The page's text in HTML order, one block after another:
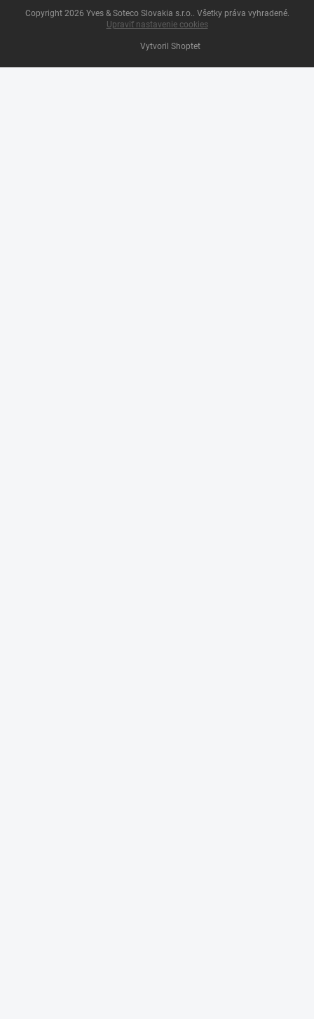
Vytvoril Shoptet
Copyright 2026 Yves & Soteco Slovakia s.r.o.. Všetky práva vyhradené.
Upraviť nastavenie cookies